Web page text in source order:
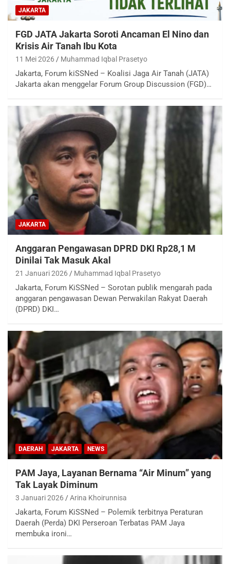
JAKARTA
FGD JATA Jakarta Soroti Ancaman El Nino dan
Krisis Air Tanah Ibu Kota
11 Mei 2026 Muhammad Iqbal Prasetyo
Jakarta, Forum kiSSNed – Koalisi Jaga Air Tanah (JATA)
Jakarta akan menggelar Forum Group Discussion (FGD)…
JAKARTA
Anggaran Pengawasan DPRD DKI Rp28,1 M
Dinilai Tak Masuk Akal
21 Januari 2026 Muhammad Iqbal Prasetyo
Jakarta, Forum KiSSNed – Sorotan publik mengarah pada
anggaran pengawasan Dewan Perwakilan Rakyat Daerah
(DPRD) DKI…
DAERAH JAKARTA NEWS
PAM Jaya, Layanan Bernama “Air Minum” yang
Tak Layak Diminum
3 Januari 2026 Arina Khoirunnisa
Jakarta, Forum KiSSNed – Polemik terbitnya Peraturan
Daerah (Perda) DKI Perseroan Terbatas PAM Jaya
membuka ironi…